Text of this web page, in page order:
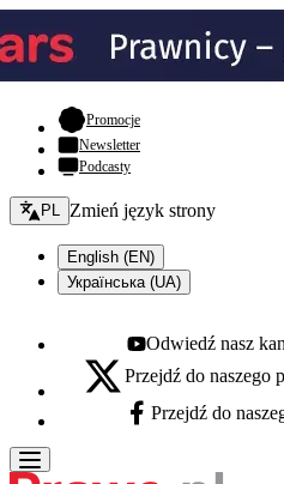
Promocje- otwiera się w nowej
Newsletter
Podcasty
Zmień język - bieżący:
PL Zmień język strony
English (EN)
Українська (UA)
Youtube - otwiera się w
Odwiedź nasz
X - otwiera się w nowej karcie
Przejdź do
Facebook - otwiera się w
Przejdź do